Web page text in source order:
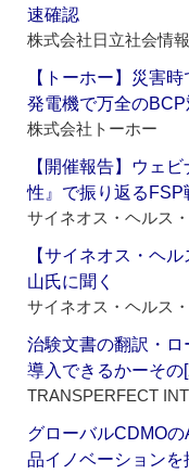
速確認
株式会社日立社会情
【トーホー】災害
発電機で万全の
株式会社トーホー
【開催報告】ウェ
性』で振り返るFSP
サイネオス・ヘルス
【サイネオス・ヘ
山氏に聞く
サイネオス・ヘルス
治験文書の翻訳・
導入できるかーその
TRANSPERFECT
グローバルCDMO
品イノベーションを